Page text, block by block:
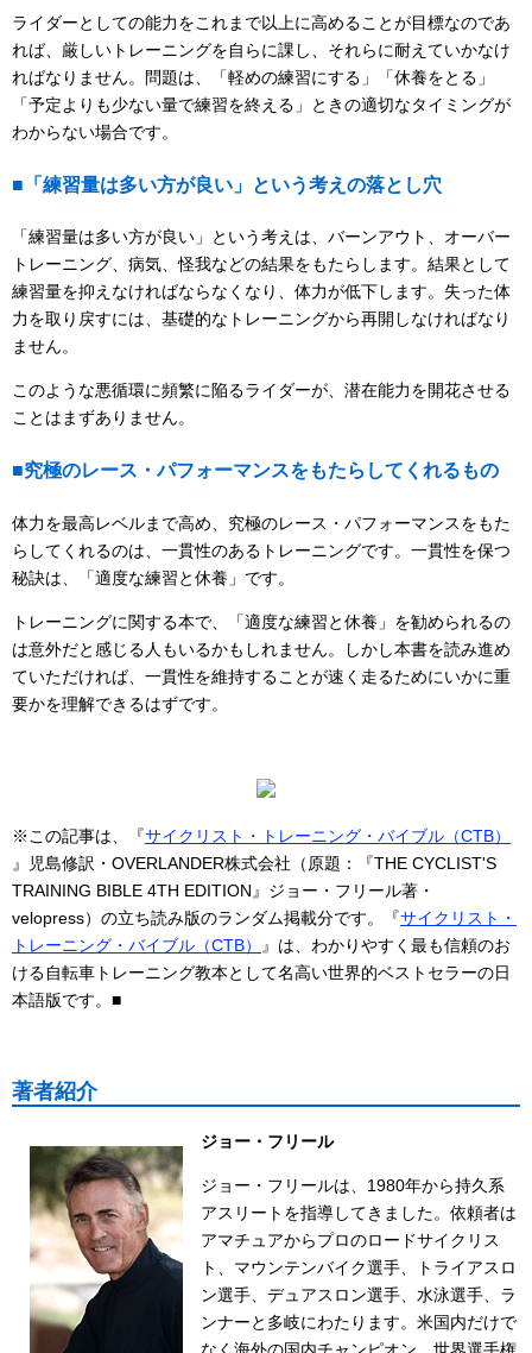
ライダーとしての能力をこれまで以上に高めることが目標なのであ
れば、厳しいトレーニングを自らに課し、それらに耐えていかなけ
ればなりません。問題は、「軽めの練習にする」「休養をとる」
「予定よりも少ない量で練習を終える」ときの適切なタイミングが
わからない場合です。
■「練習量は多い方が良い」という考えの落とし穴
「練習量は多い方が良い」という考えは、バーンアウト、オーバー
トレーニング、病気、怪我などの結果をもたらします。結果として
練習量を抑えなければならなくなり、体力が低下します。失った体
力を取り戻すには、基礎的なトレーニングから再開しなければなり
ません。
このような悪循環に頻繁に陥るライダーが、潜在能力を開花させる
ことはまずありません。
■究極のレース・パフォーマンスをもたらしてくれるもの
体力を最高レベルまで高め、究極のレース・パフォーマンスをもた
らしてくれるのは、一貫性のあるトレーニングです。一貫性を保つ
秘訣は、「適度な練習と休養」です。
トレーニングに関する本で、「適度な練習と休養」を勧められるの
は意外だと感じる人もいるかもしれません。しかし本書を読み進め
ていただければ、一貫性を維持することが速く走るためにいかに重
要かを理解できるはずです。
※この記事は、『サイクリスト・トレーニング・バイブル（CTB）
』児島修訳・OVERLANDER株式会社（原題：『THE CYCLIST'S
TRAINING BIBLE 4TH EDITION』ジョー・フリール著・
velopress）の立ち読み版のランダム掲載分です。『サイクリスト・
トレーニング・バイブル（CTB）
』は、わかりやすく最も信頼のお
ける自転車トレーニング教本として名高い世界的ベストセラーの日
本語版です。■
著者紹介
ジョー・フリール
ジョー・フリールは、1980年から持久系
アスリートを指導してきました。依頼者は
アマチュアからプロのロードサイクリス
ト、マウンテンバイク選手、トライアスロ
ン選手、デュアスロン選手、水泳選手、ラ
ンナーと多岐にわたります。米国内だけで
なく海外の国内チャンピオン、世界選手権